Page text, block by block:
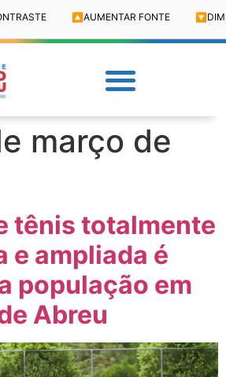
🔼 AUMENTAR FONTE 🔽
março de
tênis totalmente
e ampliada é
população em
Abreu